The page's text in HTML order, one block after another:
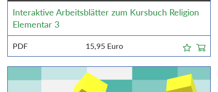
Interaktive Arbeitsblätter zum Kursbuch Religion
Elementar 3
PDF 15,95 Euro